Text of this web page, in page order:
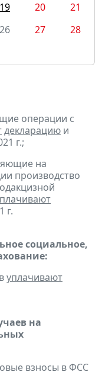
19 20
21
26 27
28
операции с
декларацию и
г.;
на
производство
г.
социальное,
уплачивают
на
взносы в ФСС